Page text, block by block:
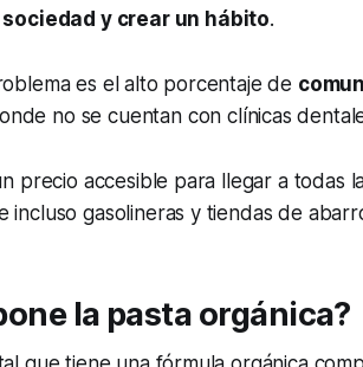
y crear un hábito.
es el alto porcentaje de
no se cuentan con clínicas
precio accesible para llegar a todas
incluso gasolineras y tiendas de
la pasta orgánica?